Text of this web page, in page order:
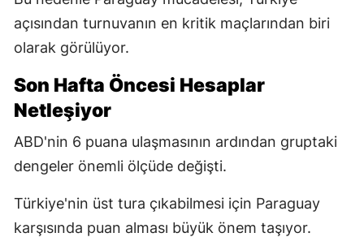
açısından turnuvanın en kritik maçlarından biri
olarak görülüyor.
Son Hafta Öncesi Hesaplar
Netleşiyor
ABD'nin 6 puana ulaşmasının ardından gruptaki
dengeler önemli ölçüde değişti.
Türkiye'nin üst tura çıkabilmesi için Paraguay
karşısında puan alması büyük önem taşıyor.